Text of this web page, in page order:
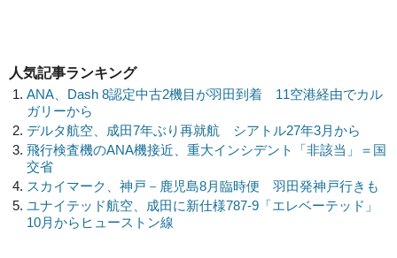
人気記事ランキング
ANA、Dash 8認定中古2機目が羽田到着 11空港経由でカル
ガリーから
デルタ航空、成田7年ぶり再就航 シアトル27年3月から
飛行検査機のANA機接近、重大インシデント「非該当」＝国
交省
スカイマーク、神戸－鹿児島8月臨時便 羽田発神戸行きも
ユナイテッド航空、成田に新仕様787-9「エレベーテッド」
10月からヒューストン線